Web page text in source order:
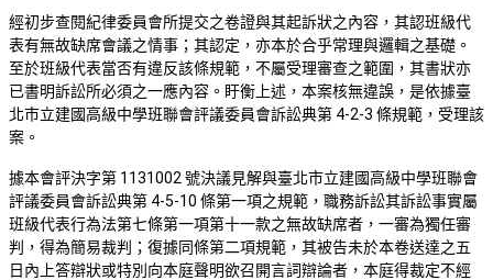
經初步查閱紀律委員會所提交之卷證與其起訴狀之內容，其認班級代
表有無故缺席會議之情事；其認定，亦本於合乎常理與邏輯之基礎。
至於班級代表當否有違反該條規範，不屬受理審查之範圍，其書狀亦
已書明訴訟所必須之一應內容。盱衡上述，本案核無違誤，是依據臺
北市立建國高級中學班聯會評議委員會訴訟典第 4-2-3 條規範，受理該
案。
據本會評決字第 1131002 號決議見解與臺北市立建國高級中學班聯會
評議委員會訴訟典第 4-5-10 條第一項之規範，職務訴訟其訴訟事實屬
班級代表行為法第七條第一項第十一款之無故缺席者，一審為獨任審
判，得為簡易裁判；復據同條第二項規範，其被告未於本卷送達之五
日內上答辯狀或特別向本庭聲明欲召開言詞辯論者，本庭得裁定不經